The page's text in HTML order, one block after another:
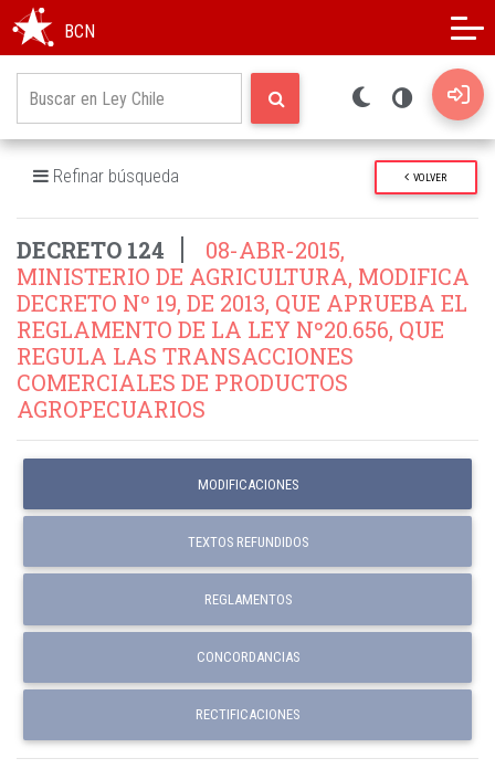
BCN
Refinar búsqueda VOLVER
DECRETO 124
08-ABR-2015,
MINISTERIO DE AGRICULTURA, MODIFICA
DECRETO Nº 19, DE 2013, QUE APRUEBA EL
REGLAMENTO DE LA LEY Nº20.656, QUE
REGULA LAS TRANSACCIONES
COMERCIALES DE PRODUCTOS
AGROPECUARIOS
MODIFICACIONES
TEXTOS REFUNDIDOS
REGLAMENTOS
CONCORDANCIAS
RECTIFICACIONES